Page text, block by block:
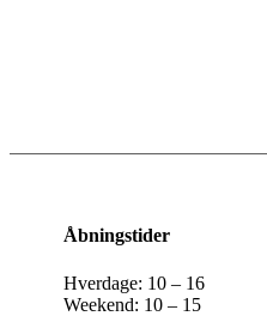
Åbningstider
Hverdage: 10 – 16
Weekend: 10 – 15